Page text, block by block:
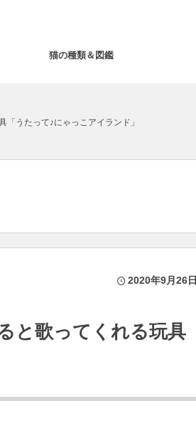
猫の種類＆図鑑
うたって♪にゃっこアイランド」
2020年9月26日
と歌ってくれる玩具